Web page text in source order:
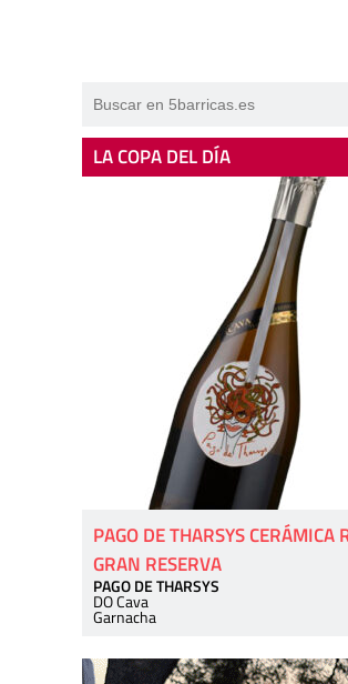
LA COPA DEL DÍA
PAGO DE THARSYS CERÁMICA
GRAN RESERVA
PAGO DE THARSYS
DO Cava
Garnacha